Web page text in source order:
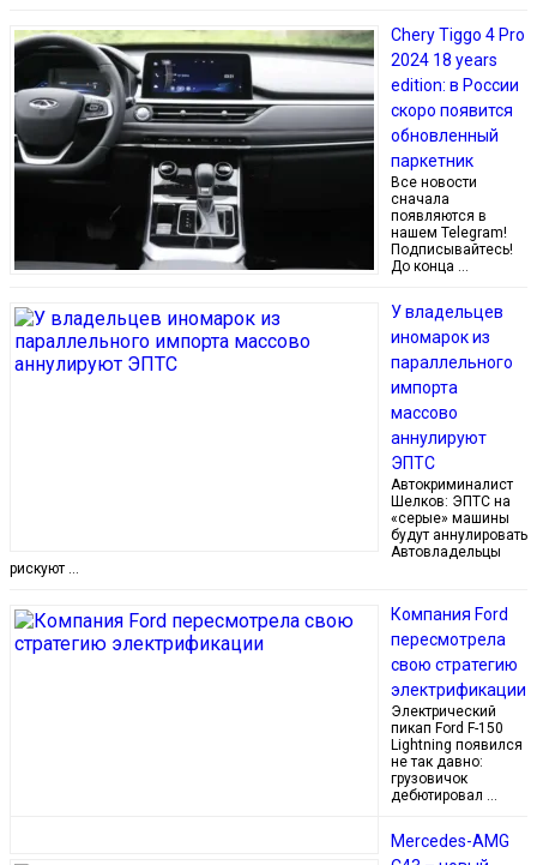
Chery Tiggo 4 Pro
2024 18 years
edition: в России
скоро появится
обновленный
паркетник
Все новости
сначала
появляются в
нашем Telegram!
Подписывайтесь!
До конца …
У владельцев
иномарок из
параллельного
импорта
массово
аннулируют
ЭПТС
Автокриминалист
Шелков: ЭПТС на
«серые» машины
будут аннулировать
Автовладельцы
рискуют …
Компания Ford
пересмотрела
свою стратегию
электрификации
Электрический
пикап Ford F-150
Lightning появился
не так давно:
грузовичок
дебютировал …
Mercedes-AMG